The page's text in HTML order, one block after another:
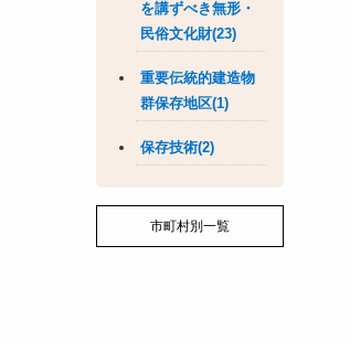
を講ずべき無形・
民俗文化財(23)
重要伝統的建造物
群保存地区(1)
保存技術(2)
市町村別一覧